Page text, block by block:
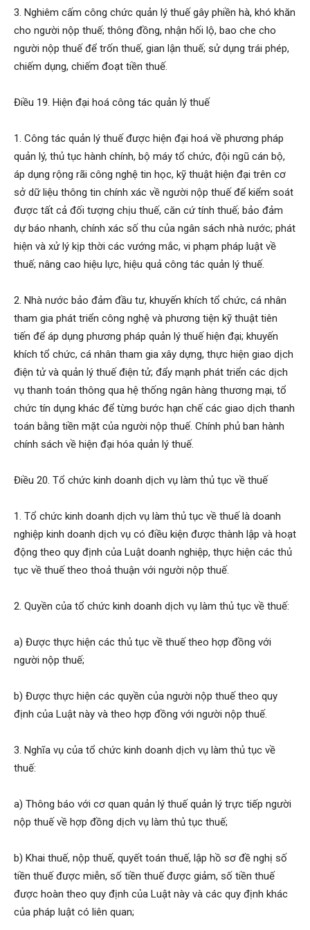
3. Nghiêm cấm công chức quản lý thuế gây phiền hà, khó khăn
cho người nộp thuế; thông đồng, nhận hối lộ, bao che cho
người nộp thuế để trốn thuế, gian lận thuế; sử dụng trái phép,
chiếm dụng, chiếm đoạt tiền thuế.
Điều 19. Hiện đại hoá công tác quản lý thuế
1. Công tác quản lý thuế được hiện đại hoá về phương pháp
quản lý, thủ tục hành chính, bộ máy tổ chức, đội ngũ cán bộ,
áp dụng rộng rãi công nghệ tin học, kỹ thuật hiện đại trên cơ
sở dữ liệu thông tin chính xác về người nộp thuế để kiểm soát
được tất cả đối tượng chịu thuế, căn cứ tính thuế; bảo đảm
dự báo nhanh, chính xác số thu của ngân sách nhà nước; phát
hiện và xử lý kịp thời các vướng mắc, vi phạm pháp luật về
thuế; nâng cao hiệu lực, hiệu quả công tác quản lý thuế.
2. Nhà nước bảo đảm đầu tư, khuyến khích tổ chức, cá nhân
tham gia phát triển công nghệ và phương tiện kỹ thuật tiên
tiến để áp dụng phương pháp quản lý thuế hiện đại; khuyến
khích tổ chức, cá nhân tham gia xây dựng, thực hiện giao dịch
điện tử và quản lý thuế điện tử; đẩy mạnh phát triển các dịch
vụ thanh toán thông qua hệ thống ngân hàng thương mại, tổ
chức tín dụng khác để từng bước hạn chế các giao dịch thanh
toán bằng tiền mặt của người nộp thuế. Chính phủ ban hành
chính sách về hiện đại hóa quản lý thuế.
Điều 20. Tổ chức kinh doanh dịch vụ làm thủ tục về thuế
1. Tổ chức kinh doanh dịch vụ làm thủ tục về thuế là doanh
nghiệp kinh doanh dịch vụ có điều kiện được thành lập và hoạt
động theo quy định của Luật doanh nghiệp, thực hiện các thủ
tục về thuế theo thoả thuận với người nộp thuế.
2. Quyền của tổ chức kinh doanh dịch vụ làm thủ tục về thuế:
a) Được thực hiện các thủ tục về thuế theo hợp đồng với
người nộp thuế;
b) Được thực hiện các quyền của người nộp thuế theo quy
định của Luật này và theo hợp đồng với người nộp thuế.
3. Nghĩa vụ của tổ chức kinh doanh dịch vụ làm thủ tục về
thuế:
a) Thông báo với cơ quan quản lý thuế quản lý trực tiếp người
nộp thuế về hợp đồng dịch vụ làm thủ tục thuế;
b) Khai thuế, nộp thuế, quyết toán thuế, lập hồ sơ đề nghị số
tiền thuế được miễn, số tiền thuế được giảm, số tiền thuế
được hoàn theo quy định của Luật này và các quy định khác
của pháp luật có liên quan;